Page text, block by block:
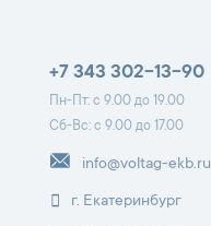
+7 343 302-13-90
Пн-Пт: с 9.00 до 19.00
Сб-Вс: с 9.00 до 17.00
info@voltag-ekb.ru
г. Екатеринбург